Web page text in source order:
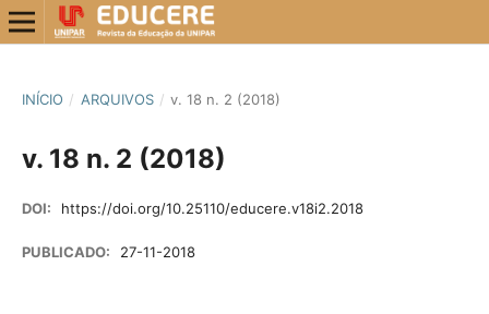
INÍCIO / ARQUIVOS / v. 18 n. 2 (2018)
v. 18 n. 2 (2018)
DOI: https://doi.org/10.25110/educere.v18i2.2018
PUBLICADO: 27-11-2018